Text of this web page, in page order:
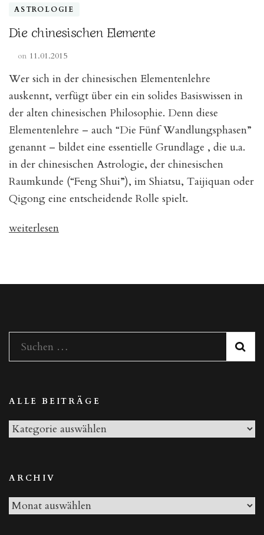
ASTROLOGIE
Die chinesischen Elemente
on 11.01.2015
Wer sich in der chinesischen Elementenlehre
auskennt, verfügt über ein ein solides Basiswissen in
der alten chinesischen Philosophie. Denn diese
Elementenlehre – auch “Die Fünf Wandlungsphasen”
genannt – bildet eine essentielle Grundlage , die u.a.
in der chinesischen Astrologie, der chinesischen
Raumkunde (“Feng Shui”), im Shiatsu, Taijiquan oder
Qigong eine entscheidende Rolle spielt.
„Die
weiterlesen
Suchen
nach:
ALLE BEITRÄGE
Alle
ARCHIV
Archiv